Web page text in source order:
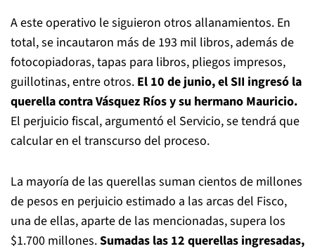
A este operativo le siguieron otros allanamientos. En
total, se incautaron más de 193 mil libros, además de
fotocopiadoras, tapas para libros, pliegos impresos,
guillotinas, entre otros. El 10 de junio, el SII ingresó la
querella contra Vásquez Ríos y su hermano Mauricio.
El perjuicio fiscal, argumentó el Servicio, se tendrá que
calcular en el transcurso del proceso.
La mayoría de las querellas suman cientos de millones
de pesos en perjuicio estimado a las arcas del Fisco,
una de ellas, aparte de las mencionadas, supera los
$1.700 millones.Sumadas las 12 querellas ingresadas,